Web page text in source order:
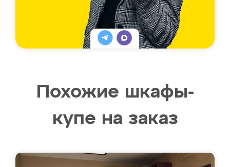
Похожие шкафы-
купе на заказ